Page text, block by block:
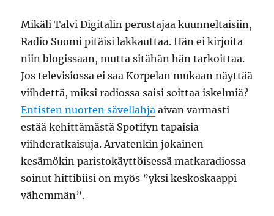
Mikäli Talvi Digitalin perustajaa kuunneltaisiin,
Radio Suomi pitäisi lakkauttaa. Hän ei kirjoita
niin blogissaan, mutta sitähän hän tarkoittaa.
Jos televisiossa ei saa Korpelan mukaan näyttää
viihdettä, miksi radiossa saisi soittaa iskelmiä?
Entisten nuorten sävellahja aivan varmasti
estää kehittämästä Spotifyn tapaisia
viihderatkaisuja. Arvatenkin jokainen
kesämökin paristokäyttöisessä matkaradiossa
soinut hittibiisi on myös ”yksi keskoskaappi
vähemmän”.